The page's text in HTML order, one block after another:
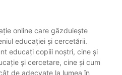
online care găzduiește
educației și cercetării.
educați copiii noștri, cine și
și cercetare, cine și cum
de adecvate la lumea în